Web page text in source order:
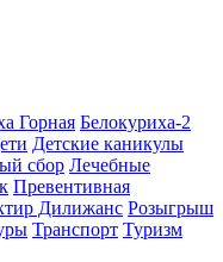
Горная Белокуриха-2
Детские каникулы
сбор Лечебные
Превентивная
Дилижанс Розыгрыш
Транспорт Туризм